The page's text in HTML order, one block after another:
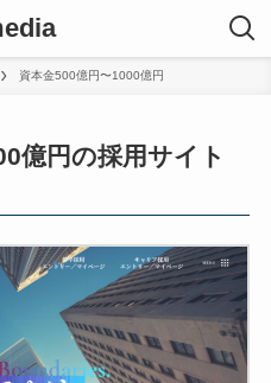
資本金500億円〜1000億円
億円の採用サイト